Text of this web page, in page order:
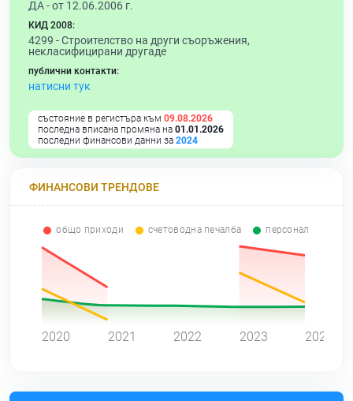
ДА - от 12.06.2006 г.
КИД 2008:
4299 -Строителство на други съоръжения,
некласифицирани другаде
публични контакти:
натисни тук
състояние в регистъра към 09.08.2026
последна вписана промяна на 01.01.2026
последни финансови данни за 2024
ФИНАНСОВИ ТРЕНДОВЕ
общо приходи счетоводна печалба персонал
2020 2021 2022 2023 2024